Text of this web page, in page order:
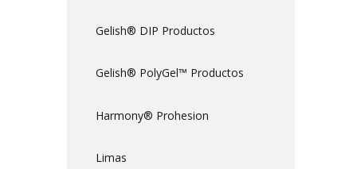
Gelish® DIP Productos
Gelish® PolyGel™ Productos
Harmony® Prohesion
Limas